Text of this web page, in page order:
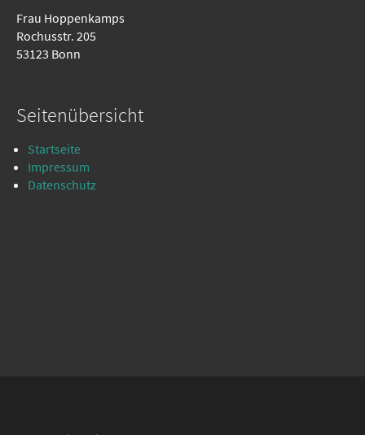
Frau Hoppenkamps
Rochusstr. 205
53123 Bonn
Seitenübersicht
Startseite
Impressum
Datenschutz